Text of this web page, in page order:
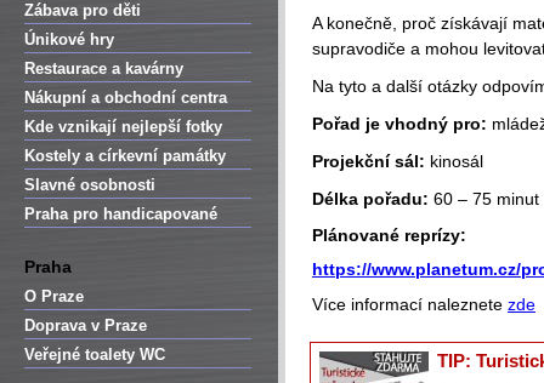
Zábava pro děti
Únikové hry
Restaurace a kavárny
Nákupní a obchodní centra
Kde vznikají nejlepší fotky
Kostely a církevní památky
Slavné osobnosti
Praha pro handicapované
Praha
O Praze
Doprava v Praze
Veřejné toalety WC
A konečně, proč získávají
supravodiče a mohou
Na tyto a další otázky
Pořad je vhodný pro:
Projekční sál: kinosál
Délka pořadu: 60 – 75 minut
Plánované reprízy:
https://www.planetum.cz/
Více informací naleznete zde
TIP: